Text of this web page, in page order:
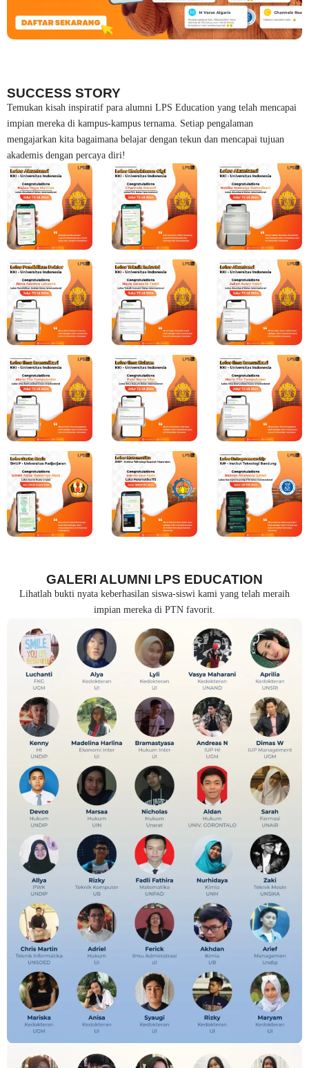
SUCCESS STORY
Temukan kisah inspiratif para alumni LPS Education yang telah mencapai
impian mereka di kampus-kampus ternama. Setiap pengalaman
mengajarkan kita bagaimana belajar dengan tekun dan mencapai tujuan
akademis dengan percaya diri!
GALERI ALUMNI LPS EDUCATION
Lihatlah bukti nyata keberhasilan siswa-siswi kami yang telah meraih
impian mereka di PTN favorit.